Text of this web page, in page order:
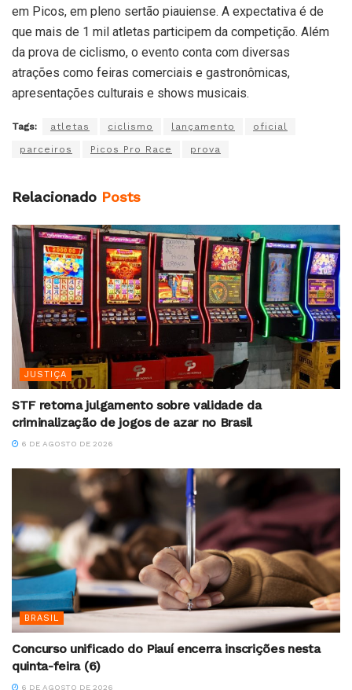
em Picos, em pleno sertão piauiense. A expectativa é de
que mais de 1 mil atletas participem da competição. Além
da prova de ciclismo, o evento conta com diversas
atrações como feiras comerciais e gastronômicas,
apresentações culturais e shows musicais.
Tags: atletas ciclismo lançamento oficial
parceiros Picos Pro Race prova
Relacionado Posts
JUSTIÇA
STF retoma julgamento sobre validade da
criminalização de jogos de azar no Brasil
6 DE AGOSTO DE 2026
BRASIL
Concurso unificado do Piauí encerra inscrições nesta
quinta-feira (6)
6 DE AGOSTO DE 2026